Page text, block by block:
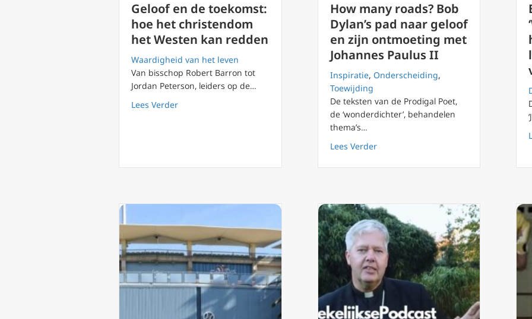
Geloof en de toekomst:
hoe het christendom
het Westen kan redden
Waardigheid van het leven
Van bisschop Robert Barron tot
Jordan Peterson, leiders op de…
Lees Verderabout Geloof en de toekomst: hoe het christendom het Westen kan redden
How many roads? Bob
Dylan’s pad naar geloof
en zijn ontmoeting met
Johannes Paulus II
Inspiratie, Onderscheiding,
Toewijding
De teksten van de Prodigal Poet,
de ‘wonderdichter’, behandelen
thema’s…
Lees Verderabout How many roads? Bob Dylan’s